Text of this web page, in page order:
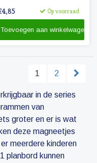
de
onze pictogrammen
die passen bij de
Op voorraad
Toevoegen aan winkelwagen
1 2
in de series
van
groter en er is wat
deze magneetjes
meerdere kinderen
planbord kunnen